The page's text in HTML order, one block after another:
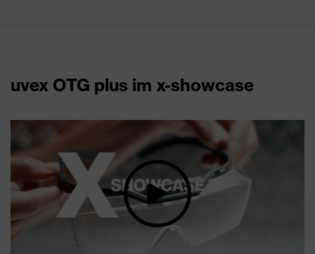
uvex OTG plus im x-showcase